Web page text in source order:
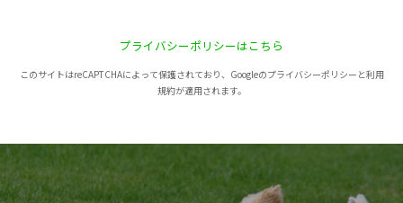
プライバシーポリシーはこちら
このサイトはreCAPTCHAによって保護されており、Googleのプライバシーポリシーと利用
規約が適用されます。